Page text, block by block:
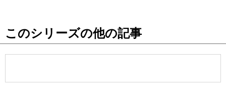
東京
このシリーズの他の記事